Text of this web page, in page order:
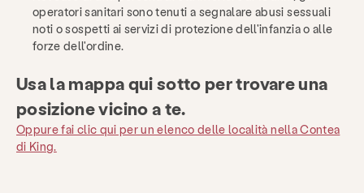
operatori sanitari sono tenuti a segnalare abusi sessuali
noti o sospetti ai servizi di protezione dell'infanzia o alle
forze dell'ordine.
Usa la mappa qui sotto per trovare una
posizione vicino a te.
Oppure fai clic qui per un elenco delle località nella Contea
di King.